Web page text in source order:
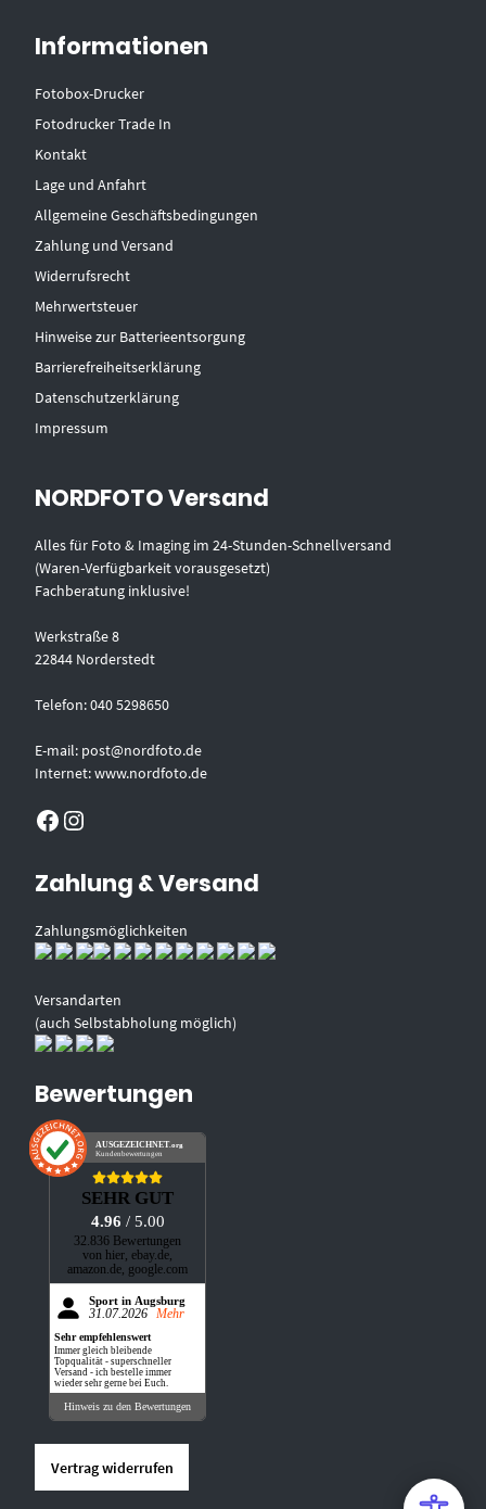
Informationen
Fotobox-Drucker
Fotodrucker Trade In
Kontakt
Lage und Anfahrt
Allgemeine Geschäftsbedingungen
Zahlung und Versand
Widerrufsrecht
Mehrwertsteuer
Hinweise zur Batterieentsorgung
Barrierefreiheitserklärung
Datenschutzerklärung
Impressum
NORDFOTO Versand
Alles für Foto & Imaging im 24-Stunden-Schnellversand
(Waren-Verfügbarkeit vorausgesetzt)
Fachberatung inklusive!
Werkstraße 8
22844 Norderstedt
Telefon: 040 5298650
E-mail: post@nordfoto.de
Internet: www.nordfoto.de
Facebook Instagram
Zahlung & Versand
Zahlungsmöglichkeiten
Versandarten
(auch Selbstabholung möglich)
Bewertungen
AUSGEZEICHNET.org
Kundenbewertungen
SEHR GUT
4.96 / 5.00
32.836 Bewertungen
von hier, ebay.de,
amazon.de, google.com
Sport in Augsburg
31.07.2026 Mehr
Sehr empfehlenswert
Immer gleich bleibende
Topqualität - superschneller
Versand - ich bestelle immer
wieder sehr gerne bei Euch.
Hinweis zu den Bewertungen
Vertrag widerrufen